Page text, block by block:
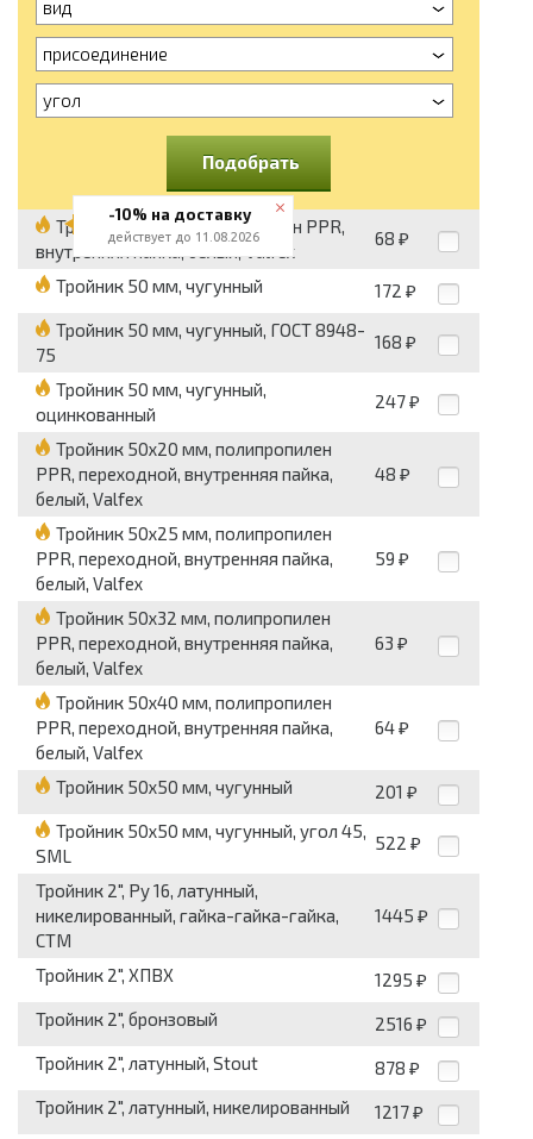
вид
присоединение
угол
Подобрать
Тройник 50 мм, полипропилен PPR,
внутренняя пайка, белый, Valfex
68 ₽
Тройник 50 мм, чугунный 172 ₽
Тройник 50 мм, чугунный, ГОСТ 8948-
75
168 ₽
Тройник 50 мм, чугунный,
оцинкованный
247 ₽
Тройник 50x20 мм, полипропилен
PPR, переходной, внутренняя пайка,
белый, Valfex
48 ₽
Тройник 50x25 мм, полипропилен
PPR, переходной, внутренняя пайка,
белый, Valfex
59 ₽
Тройник 50x32 мм, полипропилен
PPR, переходной, внутренняя пайка,
белый, Valfex
63 ₽
Тройник 50x40 мм, полипропилен
PPR, переходной, внутренняя пайка,
белый, Valfex
64 ₽
Тройник 50x50 мм, чугунный 201 ₽
Тройник 50x50 мм, чугунный, угол 45,
SML
522 ₽
Тройник 2", Pу 16, латунный,
никелированный, гайка-гайка-гайка,
СТМ
1445 ₽
Тройник 2", ХПВХ 1295 ₽
Тройник 2", бронзовый 2516 ₽
Тройник 2", латунный, Stout 878 ₽
Тройник 2", латунный, никелированный 1217 ₽
-10% на доставку
действует до 11.08.2026